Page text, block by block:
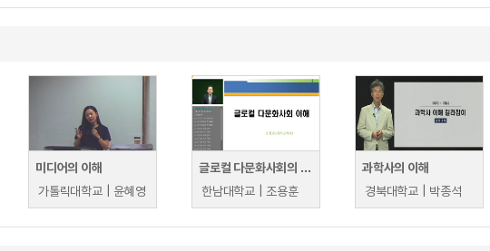
미디어의 이해
가톨릭대학교 | 윤혜영
글로컬 다문화사회의 이해
한남대학교 | 조용훈
과학사의 이해
경북대학교 | 박종석